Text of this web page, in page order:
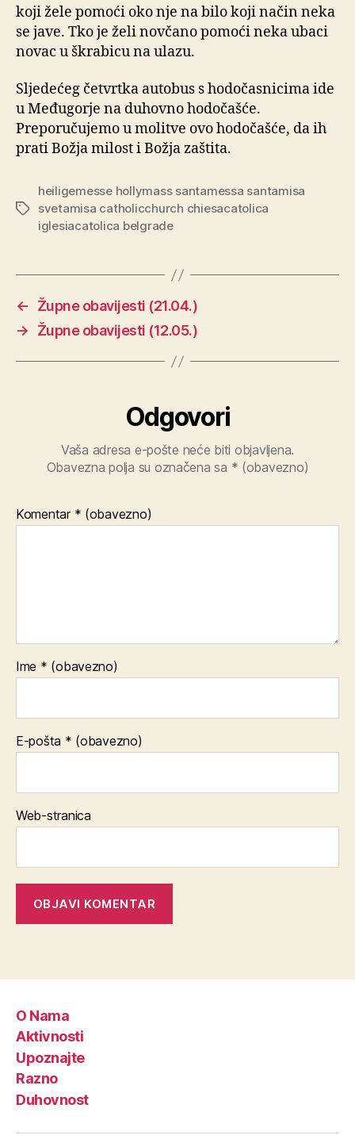
koji žele pomoći oko nje na bilo koji način neka
se jave. Tko je želi novčano pomoći neka ubaci
novac u škrabicu na ulazu.
Sljedećeg četvrtka autobus s hodočasnicima ide
u Međugorje na duhovno hodočašće.
Preporučujemo u molitve ovo hodočašće, da ih
prati Božja milost i Božja zaštita.
Oznake
heiligemesse hollymass santamessa santamisa
svetamisa catholicchurch chiesacatolica
iglesiacatolica belgrade
←
Župne obavijesti (21.04.)
→
Župne obavijesti (12.05.)
Odgovori
Vaša adresa e-pošte neće biti objavljena.
Obavezna polja su označena sa * (obavezno)
Komentar * (obavezno)
Ime * (obavezno)
E-pošta * (obavezno)
Web-stranica
O Nama
Aktivnosti
Upoznajte
Razno
Duhovnost